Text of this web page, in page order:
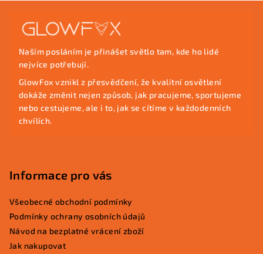
Naším posláním je přinášet světlo tam, kde ho lidé
nejvíce potřebují.
GlowFox vznikl z přesvědčení, že kvalitní osvětlení
dokáže změnit nejen způsob, jak pracujeme, sportujeme
nebo cestujeme, ale i to, jak se cítíme v každodenních
chvílích.
Informace pro vás
Všeobecné obchodní podmínky
Podmínky ochrany osobních údajů
Návod na bezplatné vrácení zboží
Jak nakupovat